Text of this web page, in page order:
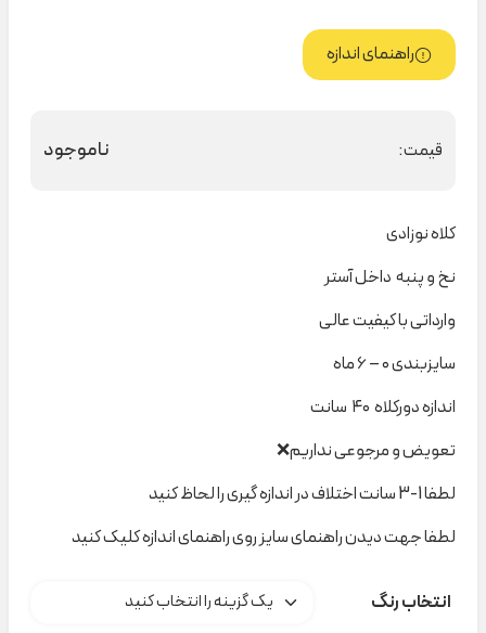
راهنمای اندازه
قیمت: ناموجود
کلاه نوزادی
نخ و پنبه داخل آستر
وارداتی با کیفیت عالی
سایزبندی ۰ – ۶ ماه
اندازه دورکلاه ۴۰ سانت
تعویض و مرجوعی نداریم❌
لطفا 1-3 سانت اختلاف در اندازه گیری را لحاظ کنید
لطفا جهت دیدن راهنمای سایز روی راهنمای اندازه کلیک کنید
انتخاب رنگ